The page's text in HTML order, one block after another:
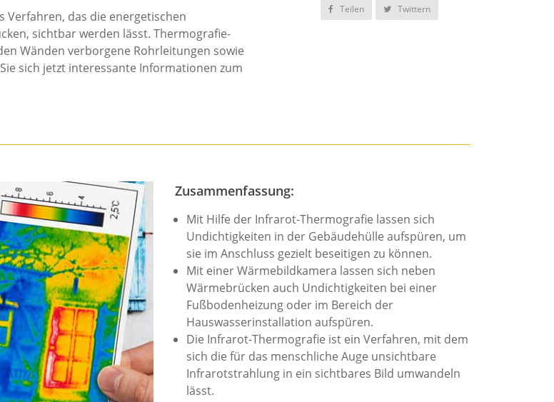
das die energetischen
sichtbar werden lässt. Thermografie-
Wänden verborgene Rohrleitungen sowie
sich jetzt interessante Informationen zum
Teilen Twittern
Zusammenfassung:
Mit Hilfe der Infrarot-Thermografie lassen sich
Undichtigkeiten in der Gebäudehülle aufspüren, um
sie im Anschluss gezielt beseitigen zu können.
Mit einer Wärmebildkamera lassen sich neben
Wärmebrücken auch Undichtigkeiten bei einer
Fußbodenheizung oder im Bereich der
Hauswasserinstallation aufspüren.
Die Infrarot-Thermografie ist ein Verfahren, mit dem
sich die für das menschliche Auge unsichtbare
Infrarotstrahlung in ein sichtbares Bild umwandeln
lässt.